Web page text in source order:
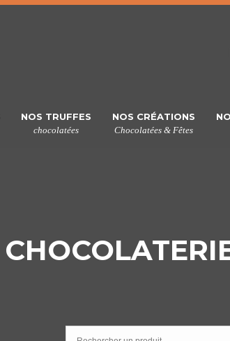
NOS TRUFFES
chocolatées
NOS CRÉATIONS
Chocolatées & Fêtes